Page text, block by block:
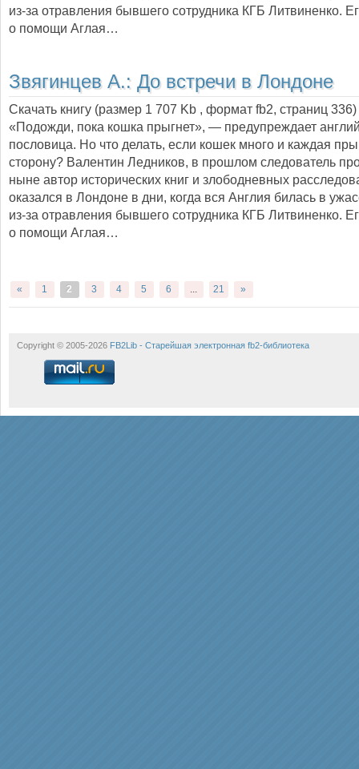
из-за отравления бывшего сотрудника КГБ Литвиненко.
о помощи Аглая…
Звягинцев А.: До встречи в Лондоне
Скачать книгу (размер 1 707 Kb , формат fb2, страниц 336
«Подожди, пока кошка прыгнет», — предупреждает
пословица. Но что делать, если кошек много и каждая
сторону? Валентин Ледников, в прошлом следователь
ныне автор исторических книг и злободневных
оказался в Лондоне в дни, когда вся Англия билась в
из-за отравления бывшего сотрудника КГБ Литвиненко.
о помощи Аглая…
« 1 2 3 4 5 6 ... 21 »
Copyright © 2005-2026 FB2Lib - Старейшая электронная fb2-библиотека